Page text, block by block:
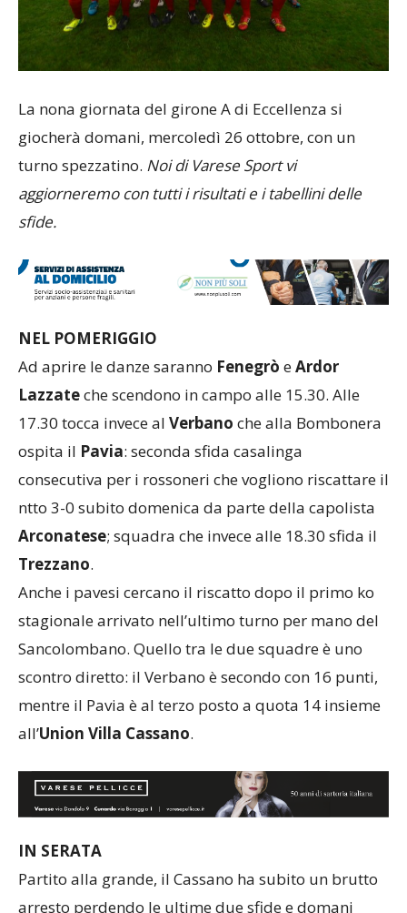
La nona giornata del girone A di Eccellenza si
giocherà domani, mercoledì 26 ottobre, con un
turno spezzatino. Noi di Varese Sport vi
aggiorneremo con tutti i risultati e i tabellini delle
sfide.
NEL POMERIGGIO
Ad aprire le danze saranno Fenegrò eArdor
Lazzateche scendono in campo alle 15.30. Alle
17.30 tocca invece al Verbano che alla Bombonera
ospita il Pavia: seconda sfida casalinga
consecutiva per i rossoneri che vogliono riscattare il
ntto 3-0 subito domenica da parte della capolista
Arconatese; squadra che invece alle 18.30 sfida il
Trezzano.
Anche i pavesi cercano il riscatto dopo il primo ko
stagionale arrivato nell’ultimo turno per mano del
Sancolombano. Quello tra le due squadre è uno
scontro diretto: il Verbano è secondo con 16 punti,
mentre il Pavia è al terzo posto a quota 14 insieme
all’Union Villa Cassano.
IN SERATA
Partito alla grande, il Cassano ha subito un brutto
arresto perdendo le ultime due sfide e domani